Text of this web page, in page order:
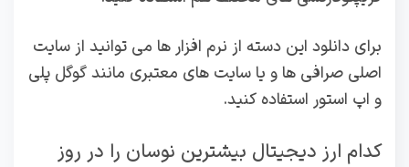
برای دانلود این دسته از نرم افزار ها می توانید از سایت
اصلی صرافی ها و یا سایت های معتبری مانند گوگل پلی
و اپ استور استفاده کنید.
کدام ارز دیجیتال بیشترین نوسان را در روز